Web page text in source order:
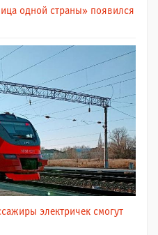
одной страны» появился
электричек смогут